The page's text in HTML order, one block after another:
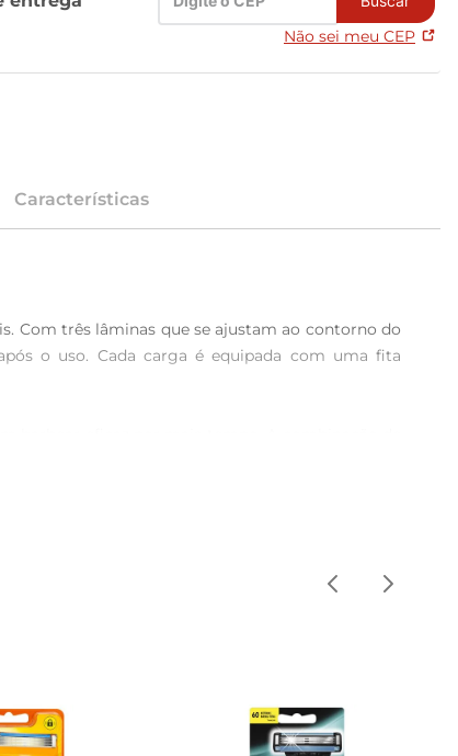
Não sei meu CEP
Características
Com três lâminas que se ajustam ao contorno do
o uso. Cada carga é equipada com uma fita
que você pode contar com um desempenho
contém duas cargas, oferecendo praticidade e